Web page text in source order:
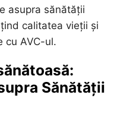
asupra sănătății
calitatea vieții și
cu AVC-ul.
Sănătății